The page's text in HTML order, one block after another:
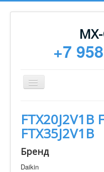
МХ-
+7
Toggle
Navigation
Монтаж
Сервисное
Техническая
FTX20J2V1B
FTX35J2V1B
Бренд
Daikin